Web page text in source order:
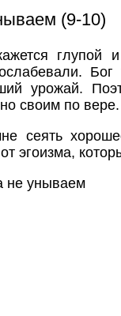
(9-10)
глупой
урожай.
своим по вере.
сеять
эгоизма,
не унываем